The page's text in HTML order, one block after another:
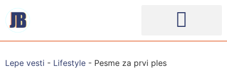
Lepe vesti - Lifestyle - Pesme za prvi ples